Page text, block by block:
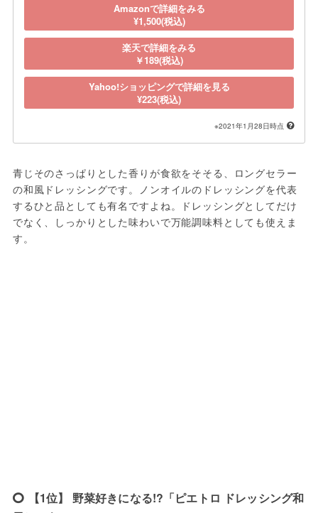
Amazonで詳細をみる
¥1,500(税込)
楽天で詳細をみる
￥189(税込)
Yahoo!ショッピングで詳細を見る
¥223(税込)
※2021年1月28日時点
青じそのさっぱりとした香りが食欲をそそる、ロングセラー
の和風ドレッシングです。ノンオイルのドレッシングを代表
するひと品としても有名ですよね。ドレッシングとしてだけ
でなく、しっかりとした味わいで万能調味料としても使えま
す。
【1位】 野菜好きになる!?「ピエトロ ドレッシング和